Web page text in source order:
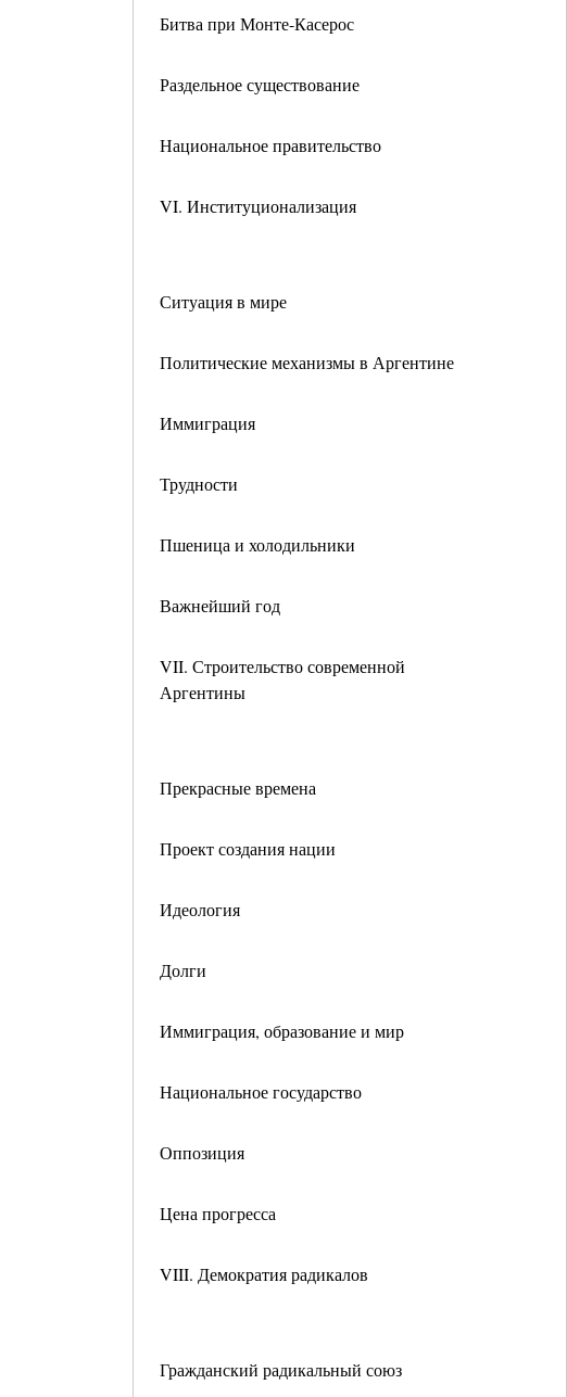
Битва при Монте-Касерос
Раздельное существование
Национальное правительство
VI. Институционализация
Ситуация в мире
Политические механизмы в Аргентине
Иммиграция
Трудности
Пшеница и холодильники
Важнейший год
VII. Строительство современной
Аргентины
Прекрасные времена
Проект создания нации
Идеология
Долги
Иммиграция, образование и мир
Национальное государство
Оппозиция
Цена прогресса
VIII. Демократия радикалов
Гражданский радикальный союз